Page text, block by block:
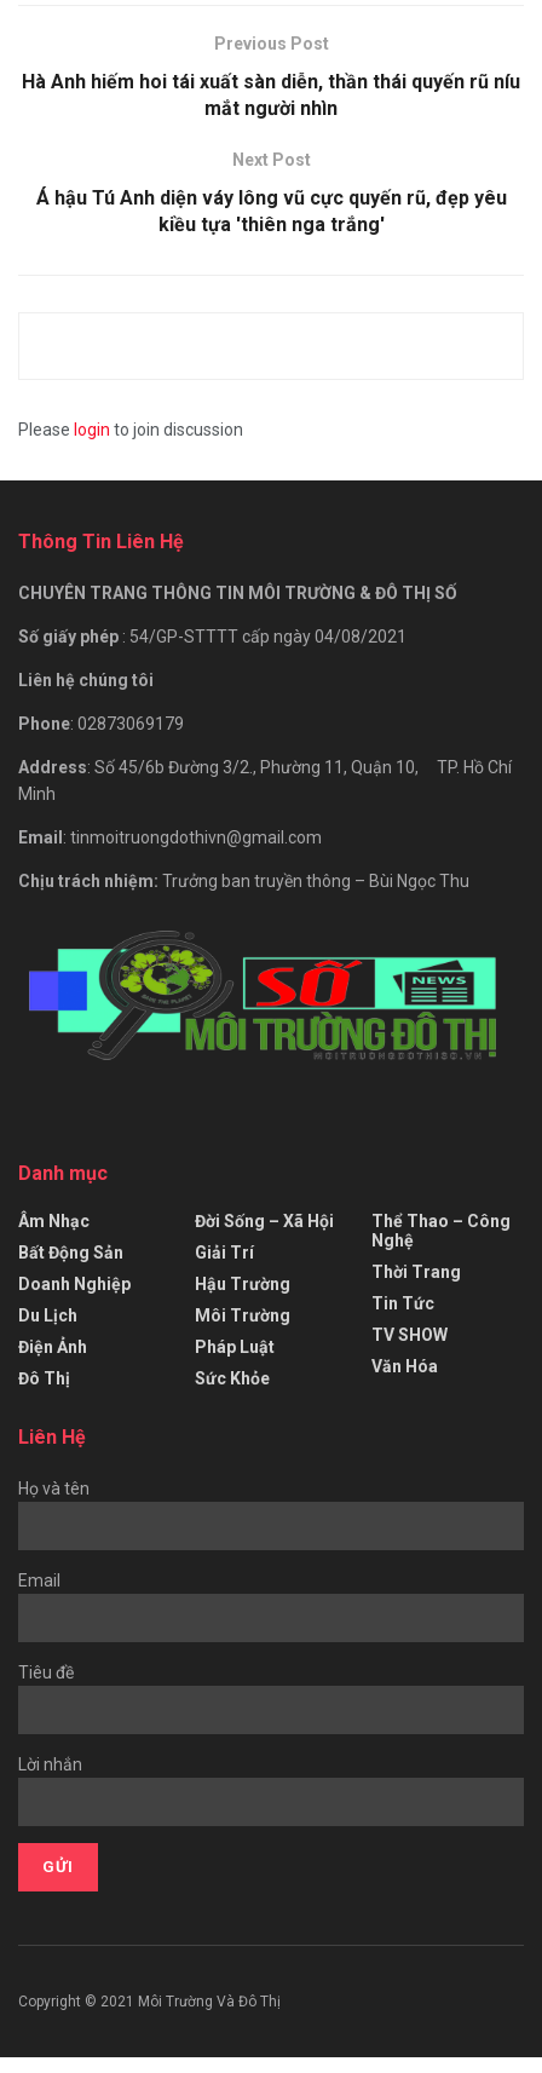
Previous Post
Hà Anh hiếm hoi tái xuất sàn diễn, thần thái quyến rũ níu
mắt người nhìn
Next Post
Á hậu Tú Anh diện váy lông vũ cực quyến rũ, đẹp yêu
kiều tựa 'thiên nga trắng'
Please login to join discussion
Thông Tin Liên Hệ
CHUYÊN TRANG THÔNG TIN MÔI TRƯỜNG & ĐÔ THỊ SỐ
Số giấy phép : 54/GP-STTTT cấp ngày 04/08/2021
Liên hệ chúng tôi
Phone: 02873069179
Address: Số 45/6b Đường 3/2., Phường 11, Quận 10, TP. Hồ Chí
Minh
Email : tinmoitruongdothivn@gmail.com
Chịu trách nhiệm: Trưởng ban truyền thông – Bùi Ngọc Thu
Danh mục
Âm Nhạc
Bất Động Sản
Doanh Nghiệp
Du Lịch
Điện Ảnh
Đô Thị
Đời Sống – Xã Hội
Giải Trí
Hậu Trường
Môi Trường
Pháp Luật
Sức Khỏe
Thể Thao – Công
Nghệ
Thời Trang
Tin Tức
TV SHOW
Văn Hóa
Liên Hệ
Họ và tên
Email
Tiêu đề
Lời nhắn
Copyright © 2021 Môi Trường Và Đô Thị